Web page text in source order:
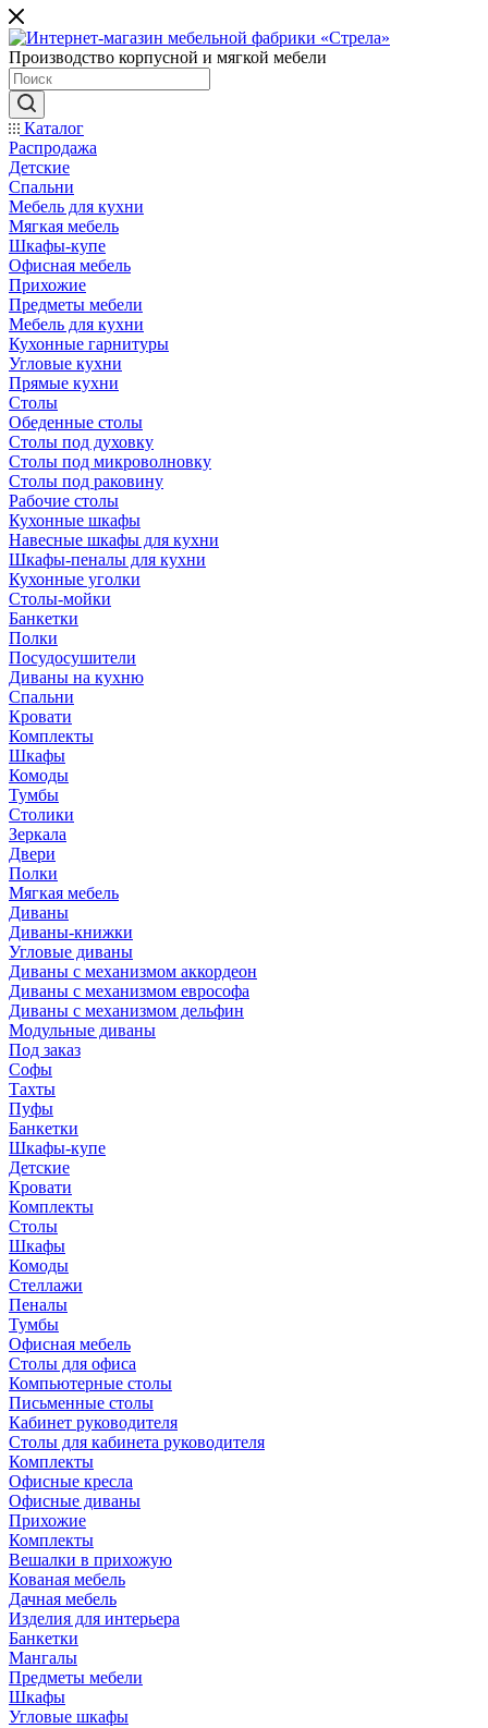
Производство корпусной и мягкой мебели
Каталог
Распродажа
Детские
Спальни
Мебель для кухни
Мягкая мебель
Шкафы-купе
Офисная мебель
Прихожие
Предметы мебели
Мебель для кухни
Кухонные гарнитуры
Угловые кухни
Прямые кухни
Столы
Обеденные столы
Столы под духовку
Столы под микроволновку
Столы под раковину
Рабочие столы
Кухонные шкафы
Навесные шкафы для кухни
Шкафы-пеналы для кухни
Кухонные уголки
Столы-мойки
Банкетки
Полки
Посудосушители
Диваны на кухню
Спальни
Кровати
Комплекты
Шкафы
Комоды
Тумбы
Столики
Зеркала
Двери
Полки
Мягкая мебель
Диваны
Диваны-книжки
Угловые диваны
Диваны с механизмом аккордеон
Диваны с механизмом еврософа
Диваны с механизмом дельфин
Модульные диваны
Под заказ
Софы
Тахты
Пуфы
Банкетки
Шкафы-купе
Детские
Кровати
Комплекты
Столы
Шкафы
Комоды
Стеллажи
Пеналы
Тумбы
Офисная мебель
Столы для офиса
Компьютерные столы
Письменные столы
Кабинет руководителя
Столы для кабинета руководителя
Комплекты
Офисные кресла
Офисные диваны
Прихожие
Комплекты
Вешалки в прихожую
Кованая мебель
Дачная мебель
Изделия для интерьера
Банкетки
Мангалы
Предметы мебели
Шкафы
Угловые шкафы